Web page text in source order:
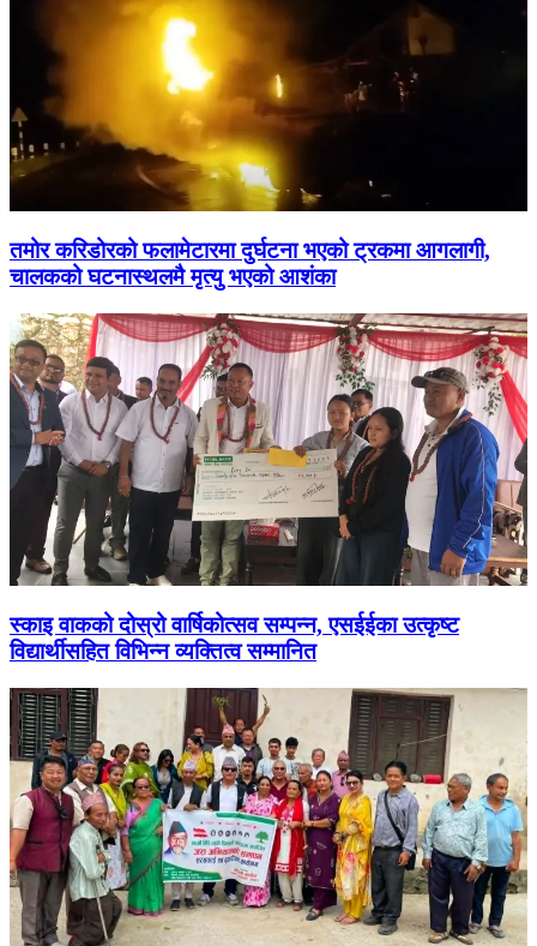
तमोर करिडोरको फलामेटारमा दुर्घटना भएको ट्रकमा आगलागी,
चालकको घटनास्थलमै मृत्यु भएको आशंका
स्काइ वाकको दोस्रो वार्षिकोत्सव सम्पन्न, एसईईका उत्कृष्ट
विद्यार्थीसहित विभिन्न व्यक्तित्व सम्मानित